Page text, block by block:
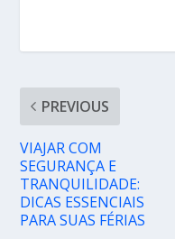
PREVIOUS
VIAJAR COM
SEGURANÇA E
TRANQUILIDADE:
DICAS ESSENCIAIS
PARA SUAS FÉRIAS